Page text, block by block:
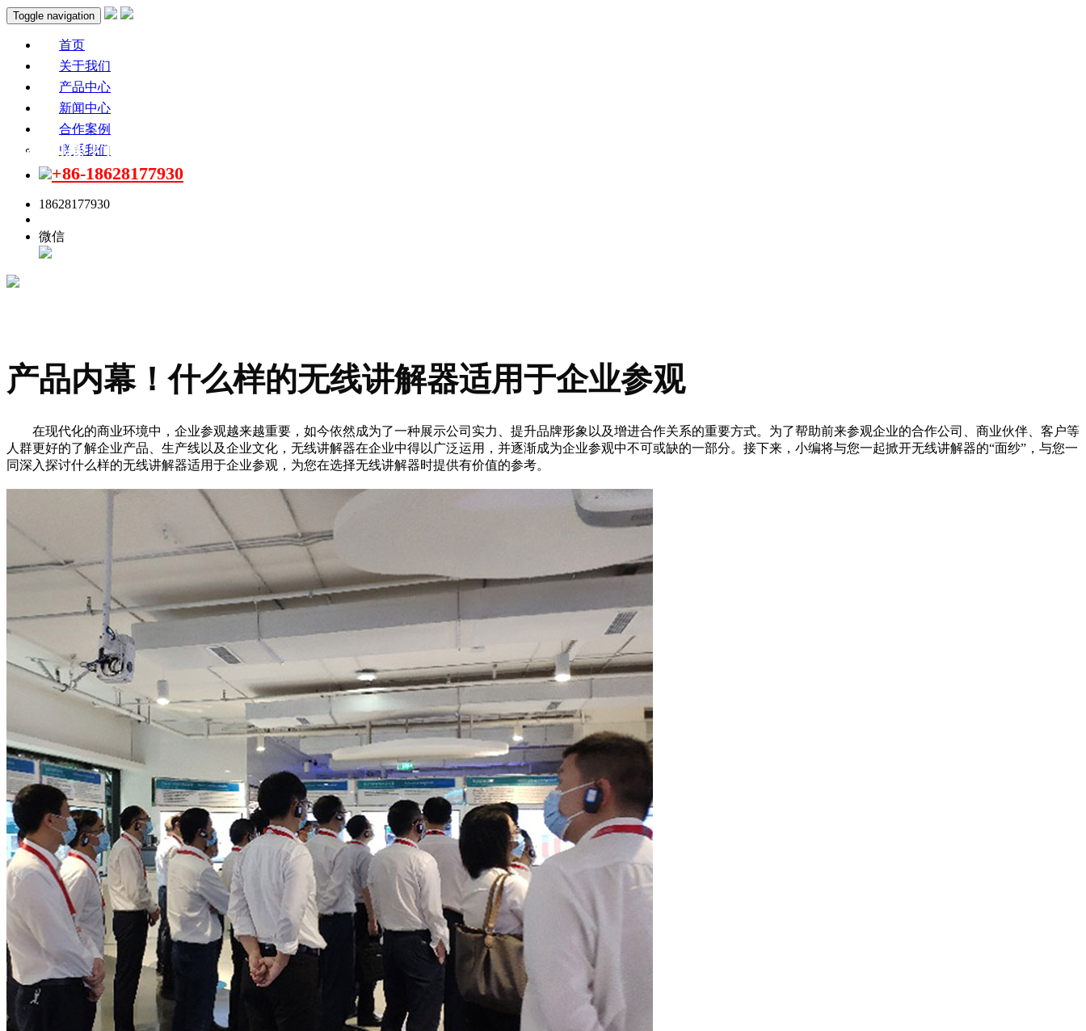
Toggle navigation
首页
关于我们
产品中心
新闻中心
合作案例
联系我们
+86-18628177930
18628177930
微信
产品内幕！什么样的无线讲解器适用于企业参观
产品内幕！什么样的无线讲解器适用于企业参观
在现代化的商业环境中，企业参观越来越重要，如今依然成为了一种展示公司实力、提升品牌形象以及增进合作关系的重要方式。为了帮助前来参观企业的合作公司、商业伙伴、客户等
人群更好的了解企业产品、生产线以及企业文化，无线讲解器在企业中得以广泛运用，并逐渐成为企业参观中不可或缺的一部分。接下来，小编将与您一起掀开无线讲解器的“面纱”，与您一
同深入探讨什么样的无线讲解器适用于企业参观，为您在选择无线讲解器时提供有价值的参考。